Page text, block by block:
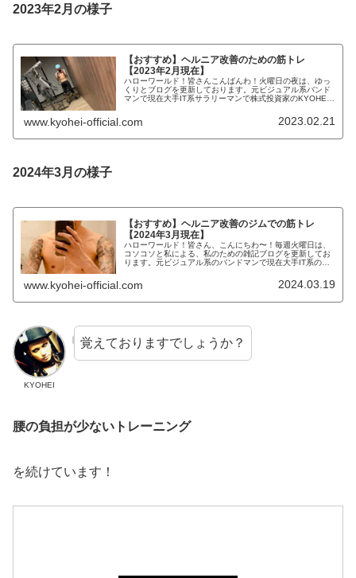
2023年2月の様子
【おすすめ】ヘルニア改善のための筋トレ
【2023年2月現在】
ハローワールド！皆さんこんばんわ！火曜日の夜は、ゆっ
くりとブログを更新しております。元ビジュアル系バンド
マンで現在大手IT系サラリーマンで株式投資家のKYOHEI
www.kyohei-official.com 2023.02.21
2024年3月の様子
【おすすめ】ヘルニア改善のジムでの筋トレ
【2024年3月現在】
ハローワールド！皆さん、こんにちわ〜！毎週火曜日は、
コソコソと私による、私のための雑記ブログを更新してお
ります。元ビジュアル系のバンドマンで現在大手IT系のサ
www.kyohei-official.com 2024.03.19
KYOHEI
覚えておりますでしょうか？
腰の負担が少ないトレーニング
を続けています！